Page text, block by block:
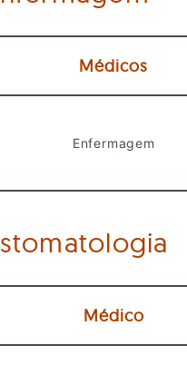
Médicos
Enfermagem
Médico